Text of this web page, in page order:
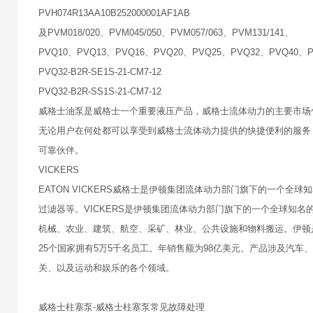
PVH074R13AA10B252000001AF1AB
及PVM018/020、PVM045/050、PVM057/063、PVM131/141、
PVQ10、PVQ13、PVQ16、PVQ20、PVQ25、PVQ32、PVQ40、
PVQ32-B2R-SE1S-21-CM7-12
PVQ32-B2R-SS1S-21-CM7-12
威格士油泵是威格士一个重要液压产品，威格士流体动力的主要市
无论用户在何处都可以享受到威格士流体动力提供的快捷便利的服
可靠伙伴。
VICKERS
EATON VICKERS威格士是伊顿集团流体动力部门旗下的一个全球
过滤器等。VICKERS是伊顿集团流体动力部门旗下的一个全球知
机械、农业、建筑、航空、采矿、林业、公共设施和物料搬运。伊
25个国家拥有5万5千名员工。年销售额为98亿美元。产品涉及汽车
关、以及运动和娱乐的各个领域。
威格士柱塞泵-威格士柱塞泵常见故障处理